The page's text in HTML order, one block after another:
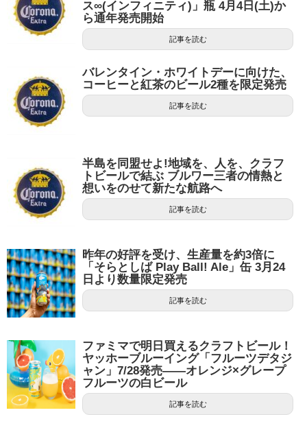
ス∞(インフィニティ)」瓶 4月4日(土)か
ら通年発売開始
記事を読む
バレンタイン・ホワイトデーに向けた、
コーヒーと紅茶のビール2種を限定発売
記事を読む
半島を同盟せよ!地域を、人を、クラフ
トビールで結ぶ ブルワー三者の情熱と
想いをのせて新たな航路へ
記事を読む
昨年の好評を受け、生産量を約3倍に
「そらとしば Play Ball! Ale」缶 3月24
日より数量限定発売
記事を読む
ファミマで明日買えるクラフトビール！
ヤッホーブルーイング「フルーツデタジ
ャン」7/28発売——オレンジ×グレープ
フルーツの白ビール
記事を読む